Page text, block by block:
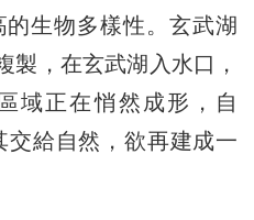
生物多樣性。玄武湖
製，在玄武湖入水口，
域正在悄然成形，自
交給自然，欲再建成一